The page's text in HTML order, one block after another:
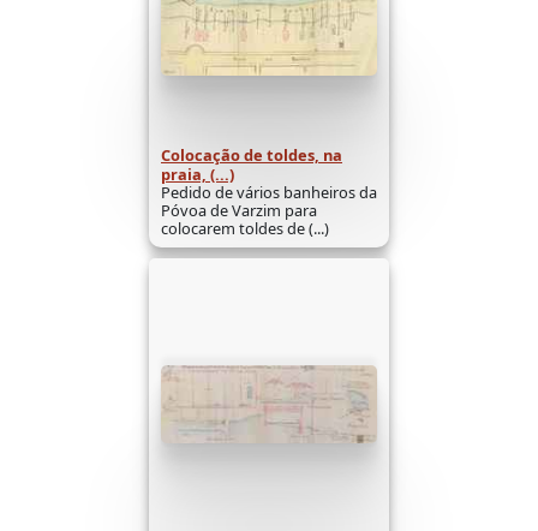
Colocação de toldes, na
praia, (...)
Pedido de vários banheiros da
Póvoa de Varzim para
colocarem toldes de (...)